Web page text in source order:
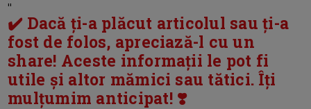
"
✔️ Dacă ți-a plăcut articolul sau ți-a
fost de folos, apreciază-l cu un
share! Aceste informații le pot fi
utile și altor mămici sau tătici. Îți
mulțumim anticipat! ❣️